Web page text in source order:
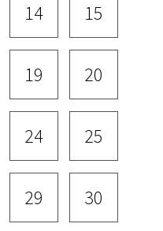
14 15
19 20
24 25
29 30